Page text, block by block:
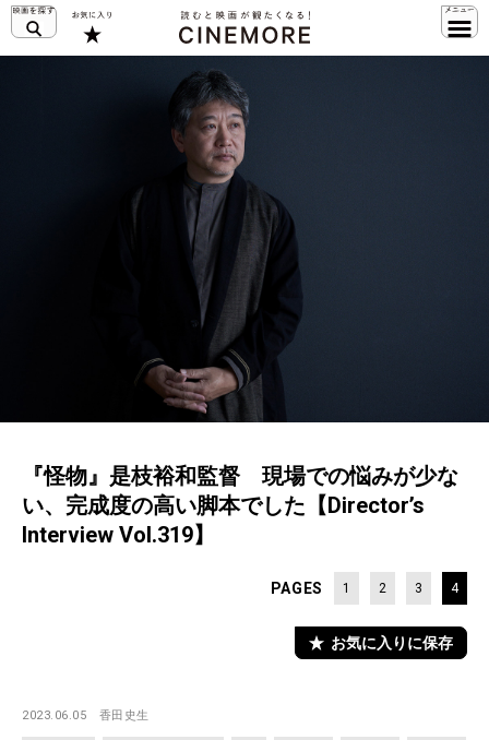
『怪物』是枝裕和監督 現場での悩みが少な
い、完成度の高い脚本でした【Director’s
Interview Vol.319】
PAGES 1 2 3 4
お気に入りに保存
2023.06.05 香田史生